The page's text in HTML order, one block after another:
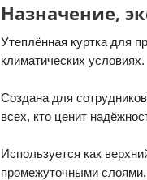
Назначение,
Утеплённая куртка для
климатических условиях.
Создана для
всех, кто ценит
Используется как
промежуточными слоями.